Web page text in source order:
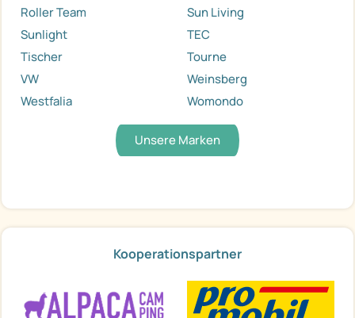
Roller Team
Sun Living
Sunlight
TEC
Tischer
Tourne
VW
Weinsberg
Westfalia
Womondo
Unsere Marken
Kooperationspartner